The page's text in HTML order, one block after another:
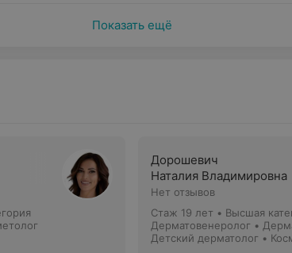
кожи.
Показать ещё
Дорошевич
Наталия Владимировна
Нет отзывов
Стаж 19 лет • Высшая
Дерматовенеролог •
Детский дерматолог •